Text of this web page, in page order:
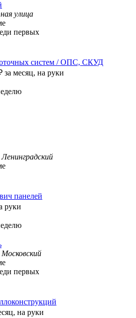
улица
первых
систем / ОПС, СКУД
за месяц, на руки
панелей
руки
первых
на руки